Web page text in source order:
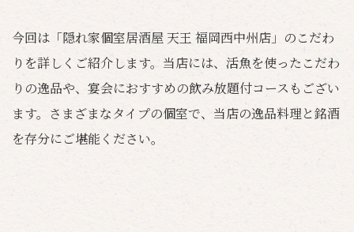
今回は「隠れ家個室居酒屋 天王 福岡西中州店」のこだわ
りを詳しくご紹介します。当店には、活魚を使ったこだわ
りの逸品や、宴会におすすめの飲み放題付コースもござい
ます。さまざまなタイプの個室で、当店の逸品料理と銘酒
を存分にご堪能ください。